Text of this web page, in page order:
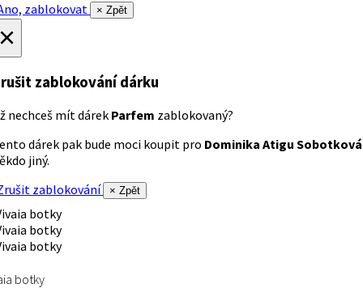
zablokovat
× Zpět
zablokování dárku
nechceš mít dárek Parfem zablokovaný?
dárek pak bude moci koupit pro Dominika Atigu Sobotková
jiný.
zablokování
× Zpět
botky